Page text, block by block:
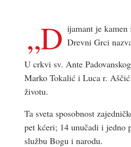
„D ijamant je
Drevni Grci
U crkvi sv. Ante
Marko Tokalić i Luca r.
životu.
Ta sveta sposobnost
pet kćeri; 14 unučadi i jedno
službu Bogu i narodu.